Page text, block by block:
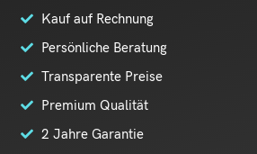
Kauf auf Rechnung
Persönliche Beratung
Transparente Preise
Premium Qualität
2 Jahre Garantie